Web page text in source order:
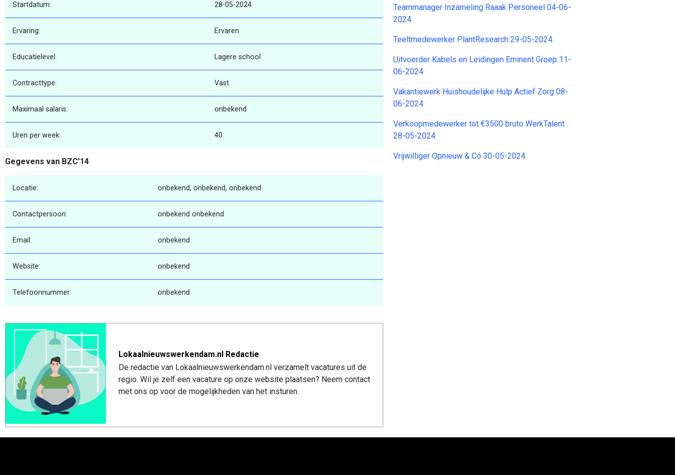
Startdatum: 28-05-2024
Ervaring: Ervaren
Educatielevel: Lagere school
Contracttype: Vast
Maximaal salaris: onbekend
Uren per week: 40
Gegevens van BZC'14
Locatie: onbekend, onbekend, onbekend
Contactpersoon: onbekend onbekend
Email: onbekend
Website: onbekend
Telefoonnummer: onbekend
Lokaalnieuwswerkendam.nl Redactie
De redactie van Lokaalnieuwswerkendam.nl verzamelt vacatures uit de
regio. Wil je zelf een vacature op onze website plaatsen? Neem contact
met ons op voor de mogelijkheden van het insturen.
Teammanager Inzameling Raaak Personeel 04-06-
2024
Teeltmedewerker PlantResearch 29-05-2024
Uitvoerder Kabels en Leidingen Eminent Groep 11-
06-2024
Vakantiewerk Huishoudelijke Hulp Actief Zorg 08-
06-2024
Verkoopmedewerker tot €3500 bruto WerkTalent
28-05-2024
Vrijwilliger Opnieuw & Co 30-05-2024